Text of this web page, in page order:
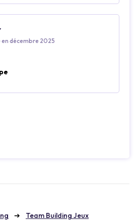
en décembre 2025
Team Building Jeux